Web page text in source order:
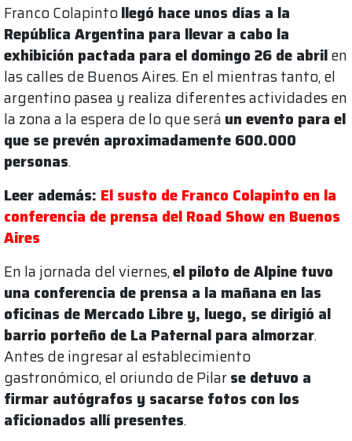
Franco Colapintollegó hace unos días a la
República Argentina para llevar a cabo la
exhibición pactada para el domingo 26 de abrilen
las calles de Buenos Aires. En el mientras tanto, el
argentino pasea y realiza diferentes actividades en
la zona a la espera de lo que será un evento para el
que se prevén aproximadamente 600.000
personas.
Leer además: El susto de Franco Colapinto en la
conferencia de prensa del Road Show en Buenos
Aires
En la jornada del viernes,el piloto de Alpine tuvo
una conferencia de prensa a la mañana en las
oficinas de Mercado Libre y, luego, se dirigió al
barrio porteño de La Paternal para almorzar.
Antes de ingresar al establecimiento
gastronómico, el oriundo de Pilarse detuvo a
firmar autógrafos y sacarse fotos con los
aficionados allí presentes.